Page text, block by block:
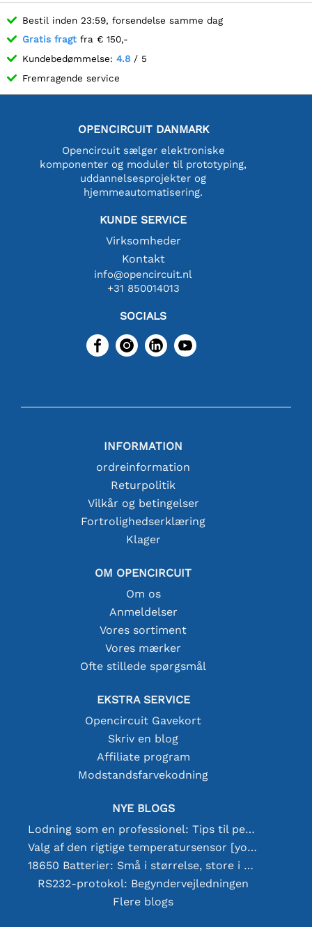
Bestil inden 23:59, forsendelse samme dag
Gratis fragt fra € 150,-
Kundebedømmelse: 4.8 / 5
Fremragende service
OPENCIRCUIT DANMARK
Opencircuit sælger elektroniske
komponenter og moduler til prototyping,
uddannelsesprojekter og
hjemmeautomatisering.
KUNDE SERVICE
Virksomheder
Kontakt
info@opencircuit.nl
+31 850014013
SOCIALS
INFORMATION
ordreinformation
Returpolitik
Vilkår og betingelser
Fortrolighedserklæring
Klager
OM OPENCIRCUIT
Om os
Anmeldelser
Vores sortiment
Vores mærker
Ofte stillede spørgsmål
EKSTRA SERVICE
Opencircuit Gavekort
Skriv en blog
Affiliate program
Modstandsfarvekodning
NYE BLOGS
Lodning som en professionel: Tips til perfekte elektroniske forbindelser
Valg af den rigtige temperatursensor [youtube]
18650 Batterier: Små i størrelse, store i ydeevne
RS232-protokol: Begyndervejledningen
Flere blogs